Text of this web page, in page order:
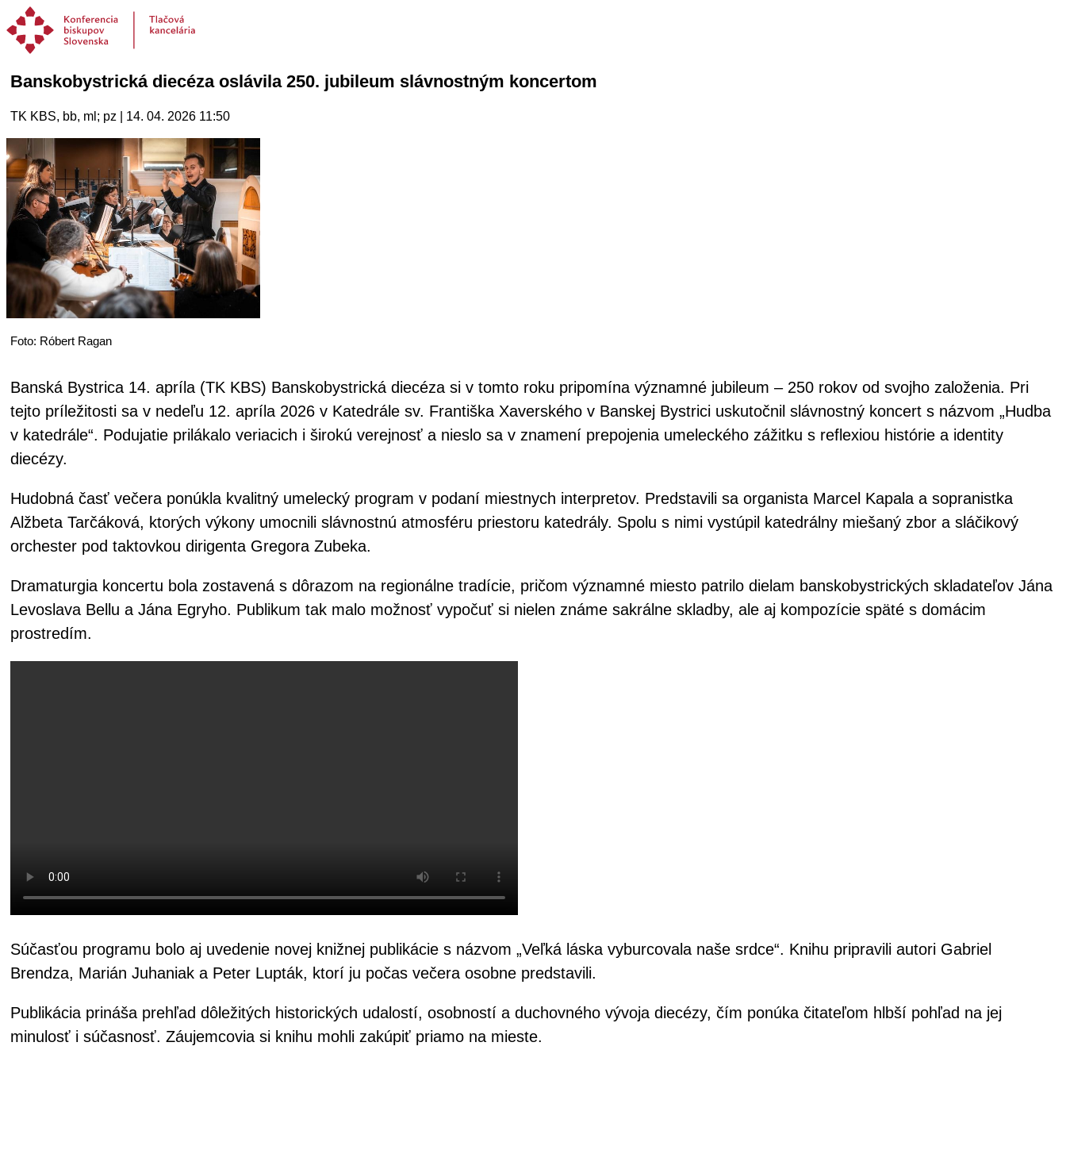
Banskobystrická diecéza oslávila 250. jubileum slávnostným koncertom
TK KBS, bb, ml; pz | 14. 04. 2026 11:50
Foto: Róbert Ragan
Banská Bystrica 14. apríla (TK KBS) Banskobystrická diecéza si v tomto roku pripomína významné jubileum – 250 rokov od svojho založenia. Pri
tejto príležitosti sa v nedeľu 12. apríla 2026 v Katedrále sv. Františka Xaverského v Banskej Bystrici uskutočnil slávnostný koncert s názvom „Hudba
v katedrále“. Podujatie prilákalo veriacich i širokú verejnosť a nieslo sa v znamení prepojenia umeleckého zážitku s reflexiou histórie a identity
diecézy.
Hudobná časť večera ponúkla kvalitný umelecký program v podaní miestnych interpretov. Predstavili sa organista Marcel Kapala a sopranistka
Alžbeta Tarčáková, ktorých výkony umocnili slávnostnú atmosféru priestoru katedrály. Spolu s nimi vystúpil katedrálny miešaný zbor a sláčikový
orchester pod taktovkou dirigenta Gregora Zubeka.
Dramaturgia koncertu bola zostavená s dôrazom na regionálne tradície, pričom významné miesto patrilo dielam banskobystrických skladateľov Jána
Levoslava Bellu a Jána Egryho. Publikum tak malo možnosť vypočuť si nielen známe sakrálne skladby, ale aj kompozície späté s domácim
prostredím.
Súčasťou programu bolo aj uvedenie novej knižnej publikácie s názvom „Veľká láska vyburcovala naše srdce“. Knihu pripravili autori Gabriel
Brendza, Marián Juhaniak a Peter Lupták, ktorí ju počas večera osobne predstavili.
Publikácia prináša prehľad dôležitých historických udalostí, osobností a duchovného vývoja diecézy, čím ponúka čitateľom hlbší pohľad na jej
minulosť i súčasnosť. Záujemcovia si knihu mohli zakúpiť priamo na mieste.